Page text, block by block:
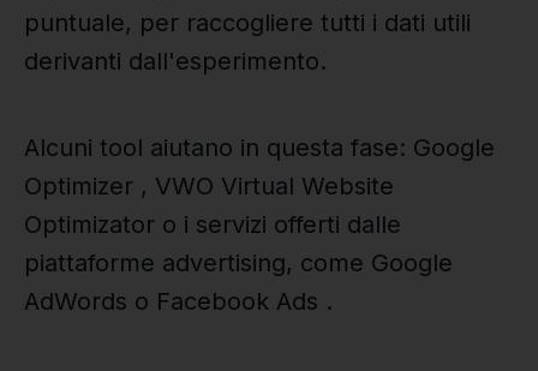
puntuale, per raccogliere tutti i dati utili
derivanti dall'esperimento.
Alcuni tool aiutano in questa fase: Google
Optimizer , VWO Virtual Website
Optimizator o i servizi offerti dalle
piattaforme advertising, come Google
AdWords o Facebook Ads .